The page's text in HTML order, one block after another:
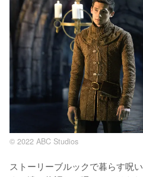
© 2022 ABC Studios
ストーリーブルックで暮らす呪